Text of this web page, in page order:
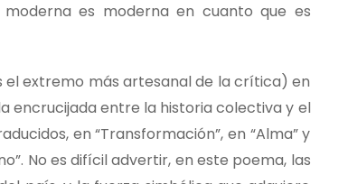
es moderna en cuanto que es
el extremo más artesanal de la crítica) en
encrucijada entre la historia colectiva y el
en “Transformación”, en “Alma” y
No es difícil advertir, en este poema, las